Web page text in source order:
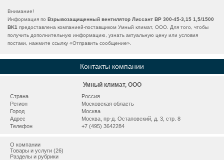
Внимание!
Информация по Взрывозащищенный вентилятор Лиссант ВР 300-45-3,15 1,5/1500
BK1 предоставлена компанией-поставщиком Умный климат, ООО. Для того, чтобы
получить дополнительную информацию, узнать актуальную цену или условия
постаки, нажмите ссылку «Отправить сообщение».
Контакты компании
Умный климат, ООО
Страна
Россия
Регион
Московская область
Город
Москва
Адрес
Москва, пр-д. Остаповский, д. 3, стр. 8
Телефон
+7 (495) 3642284
О компании
Товары и услуги (26)
Разделы и рубрики